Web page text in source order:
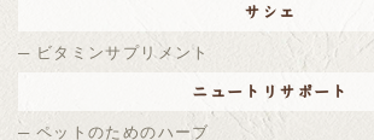
サシェ
ビタミンサプリメント
ニュートリサポート
ペットのためのハーブ